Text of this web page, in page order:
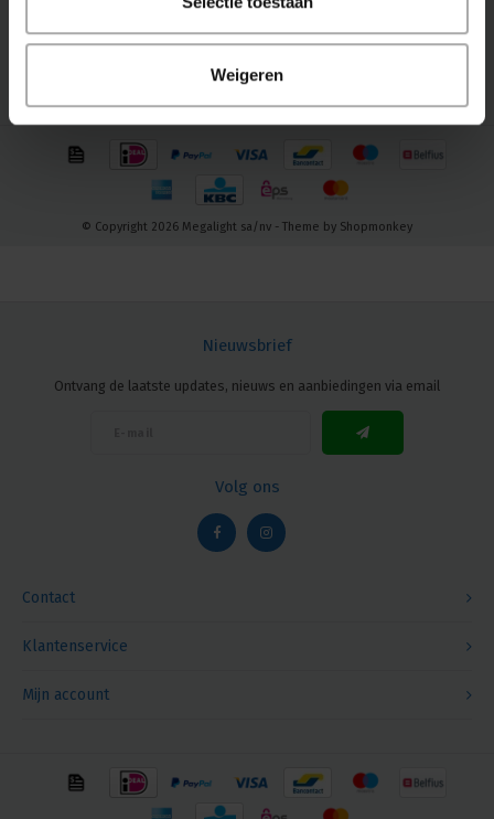
Weigeren
© Copyright 2026 Megalight sa/nv - Theme by Shopmonkey
Contact
Nieuwsbrief
Ontvang de laatste updates, nieuws en aanbiedingen via email
Volg ons
Klantenservice
Mijn account